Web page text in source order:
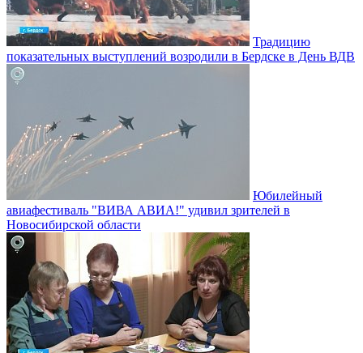
Традицию
показательных выступлений возродили в Бердске в День ВДВ
Юбилейный
авиафестиваль "ВИВА АВИА!" удивил зрителей в
Новосибирской области